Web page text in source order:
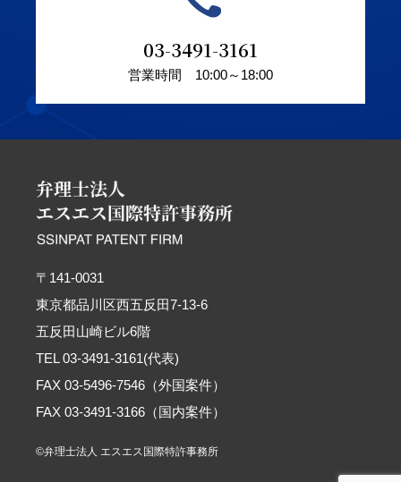
03-3491-3161
営業時間 10:00～18:00
〒141-0031
東京都品川区西五反田7-13-6
五反田山崎ビル6階
TEL 03-3491-3161(代表)
FAX 03-5496-7546（外国案件）
FAX 03-3491-3166（国内案件）
©弁理士法人 エスエス国際特許事務所